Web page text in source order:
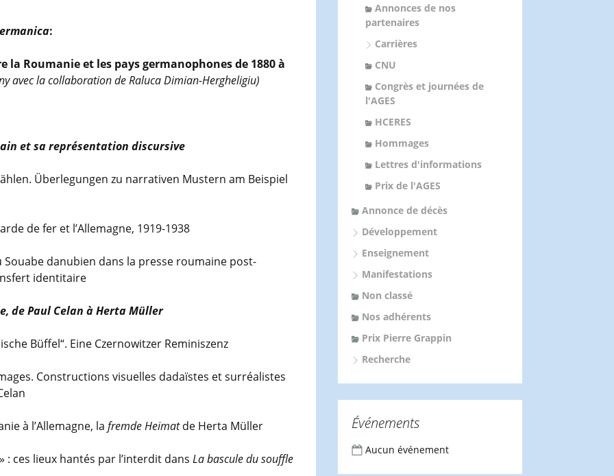
:
Roumanie et les pays germanophones de 1880 à
avec la collaboration deRaluca Dimian-Hergheligiu)
et sa représentation discursive
Überlegungen zu narrativen Mustern am Beispiel
de fer et l’Allemagne, 1919-1938
danubien dans la presse roumaine post-
identitaire
de Paul Celan à Herta Müller
Büffel“. Eine Czernowitzer Reminiszenz
Constructions visuelles dadaïstes et surréalistes
à l’Allemagne, la fremde Heimatde Herta Müller
: ces lieux hantés par l’interdit dans La bascule du souffle
Annonces de nos
partenaires
Carrières
CNU
Congrès et journées de
l'AGES
HCERES
Hommages
Lettres d'informations
Prix de l'AGES
Annonce de décès
Développement
Enseignement
Manifestations
Non classé
Nos adhérents
Prix Pierre Grappin
Recherche
Événements
Aucun événement